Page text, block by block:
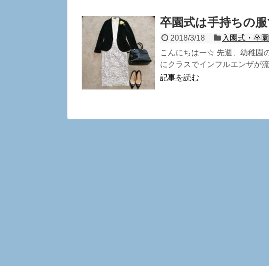
卒園式は手持ちの
2018/3/18 入園式・卒
こんにちはー☆ 先週、幼稚園
にクラスでインフルエンザが
記事を読む